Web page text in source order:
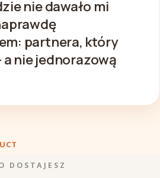
nie dawało mi
partnera, który
a nie jednorazową
DOSTAJESZ